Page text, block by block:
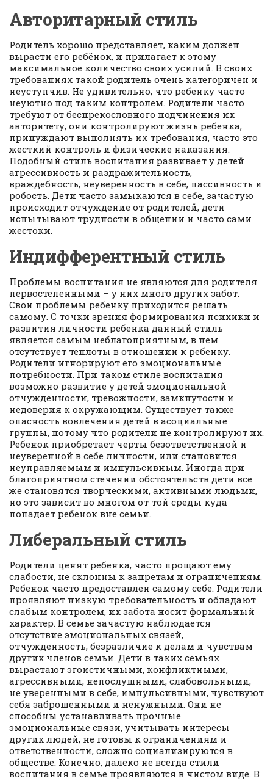
Авторитарный стиль
Родитель хорошо представляет, каким должен
вырасти его ребёнок, и прилагает к этому
максимальное количество своих усилий. В своих
требованиях такой родитель очень категоричен и
неуступчив. Не удивительно, что ребенку часто
неуютно под таким контролем. Родители часто
требуют от беспрекословного подчинения их
авторитету, они контролируют жизнь ребенка,
принуждают выполнять их требования, часто это
жесткий контроль и физические наказания.
Подобный стиль воспитания развивает у детей
агрессивность и раздражительность,
враждебность, неуверенность в себе, пассивность и
робость. Дети часто замыкаются в себе, зачастую
происходит отчуждение от родителей, дети
испытывают трудности в общении и часто сами
жестоки.
Индифферентный стиль
Проблемы воспитания не являются для родителя
первостепенными – у них много других забот.
Свои проблемы ребенку приходится решать
самому. С точки зрения формирования психики и
развития личности ребенка данный стиль
является самым неблагоприятным, в нем
отсутствует теплоты в отношении к ребенку.
Родители игнорируют его эмоциональные
потребности. При таком стиле воспитания
возможно развитие у детей эмоциональной
отчужденности, тревожности, замкнутости и
недоверия к окружающим. Существует также
опасность вовлечения детей в асоциальные
группы, потому что родители не контролируют их.
Ребенок приобретает черты безответственной и
неуверенной в себе личности, или становится
неуправляемым и импульсивным. Иногда при
благоприятном стечении обстоятельств дети все
же становятся творческими, активными людьми,
но это зависит во многом от той среды куда
попадает ребенок вне семьи.
Либеральный стиль
Родители ценят ребенка, часто прощают ему
слабости, не склонны к запретам и ограничениям.
Ребенок часто предоставлен самому себе. Родители
проявляют низкую требовательность и обладают
слабым контролем, их забота носит формальный
характер. В семье зачастую наблюдается
отсутствие эмоциональных связей,
отчужденность, безразличие к делам и чувствам
других членов семьи. Дети в таких семьях
вырастают эгоистичными, конфликтными,
агрессивными, непослушными, слабовольными,
не уверенными в себе, импульсивными, чувствуют
себя заброшенными и ненужными. Они не
способны устанавливать прочные
эмоциональные связи, учитывать интересы
других людей, не готовы к ограничениям и
ответственности, сложно социализируются в
обществе. Конечно, далеко не всегда стили
воспитания в семье проявляются в чистом виде. В